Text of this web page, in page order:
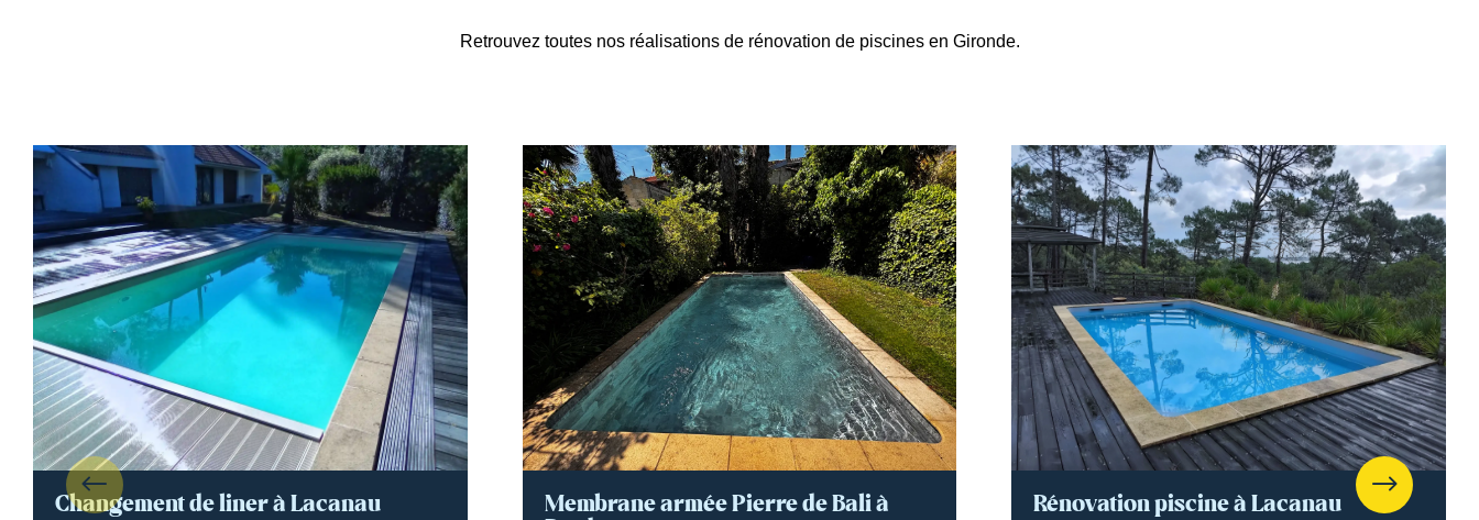
Retrouvez toutes nos réalisations de rénovation de piscines en Gironde.
Changement de liner à Lacanau Membrane armée Pierre de Bali à Rénovation piscine à Lacanau